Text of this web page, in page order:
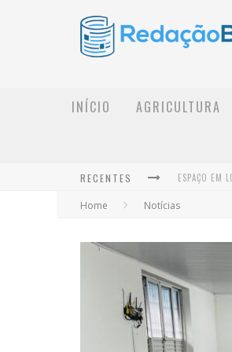
INÍCIO AGRICULTURA
RECENTES
Home Notícias